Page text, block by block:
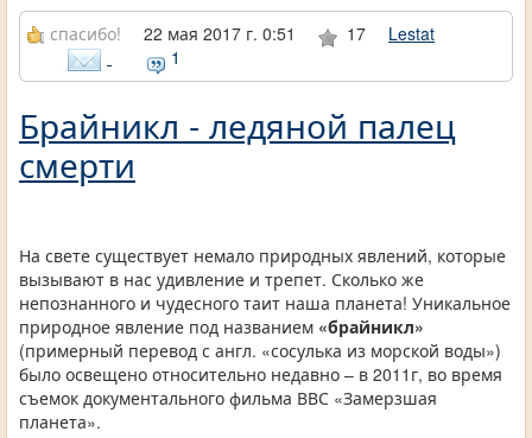
спасибо! 22 мая 2017 г. 0:51 17
Lestat
1
Брайникл - ледяной палец
смерти
На свете существует немало природных явлений, которые
вызывают в нас удивление и трепет. Сколько же
непознанного и чудесного таит наша планета! Уникальное
природное явление под названием «брайникл»
(примерный перевод с англ. «сосулька из морской воды»)
было освещено относительно недавно – в 2011г, во время
съемок документального фильма ВВС «Замерзшая
планета».